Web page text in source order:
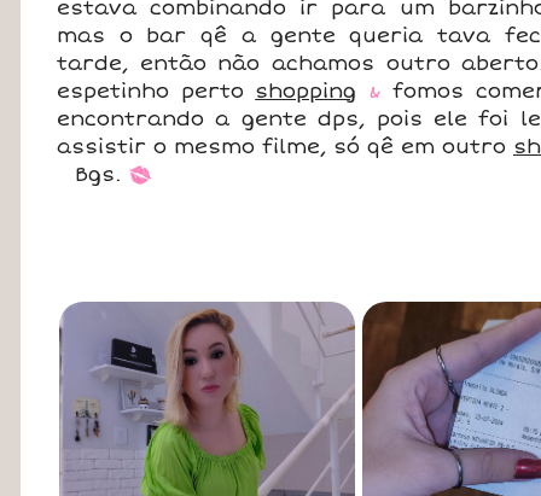
estava combinando ir para um
mas o bar qê a gente queria tava
tarde, então não achamos outro
espetinho perto shopping & fomos
encontrando a gente dps, pois ele foi
assistir o mesmo filme, só qê em outro
Bgs. *